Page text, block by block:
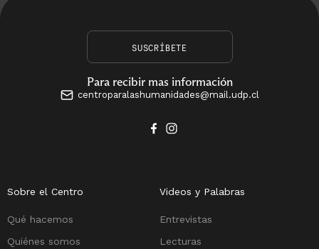
SUSCRÍBETE
Para recibir mas información
centroparalashumanidades@mail.udp.cl
Sobre el Centro
Qué hacemos
Quiénes somos
Videos y Palabras
Entrevistas
Lecturas